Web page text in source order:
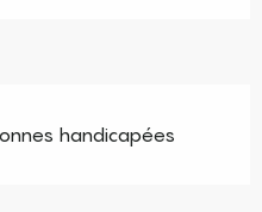
handicapées